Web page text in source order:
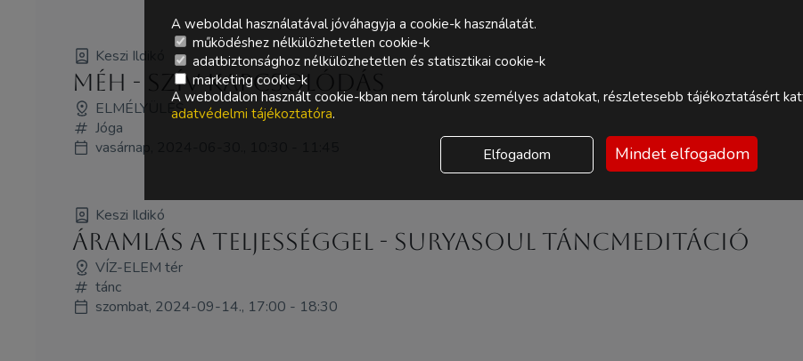
Keszi Ildikó
Méh - Szív kapcsolódás
ELMÉLYÜLÉS
Jóga
vasárnap, 2024-06-30., 10:30 - 11:45
Keszi Ildikó
Áramlás a teljességgel - SuryaSoul TÁNCmeditáció
VÍZ-ELEM tér
tánc
szombat, 2024-09-14., 17:00 - 18:30
A weboldal használatával jóváhagyja a cookie-k használatát.
működéshez nélkülözhetetlen cookie-k
adatbiztonsághoz nélkülözhetetlen és statisztikai cookie-k
marketing cookie-k
A weboldalon használt cookie-kban nem tárolunk személyes adatokat, részletesebb tájékoztatásért
adatvédelmi tájékoztatóra.
Elfogadom Mindet elfogadom